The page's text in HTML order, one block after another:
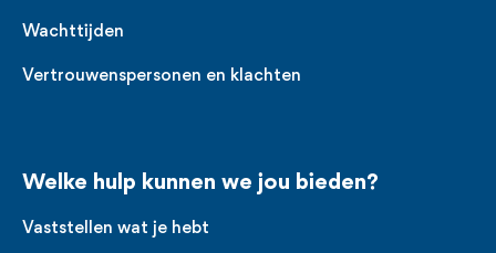
Wachttijden
Vertrouwenspersonen en klachten
Welke hulp kunnen we jou bieden?
Vaststellen wat je hebt